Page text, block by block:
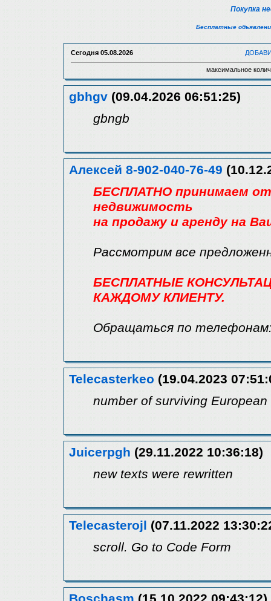
Покупка
Бесплатные
Сегодня 05.08.2026
максимальное
gbhgv (09.04.2026 06:51:25)
gbngb
Алексей 8-902-040-76-49
БЕСПЛАТНО принимаем
недвижимость
на продажу и аренду на
Рассмотрим все
БЕСПЛАТНЫЕ
КАЖДОМУ КЛИЕНТУ.
Обращаться по телефонам:
Telecasterkeo (19.04.2023
number of surviving European
Juicerpgh (29.11.2022 10:36:18)
new texts were rewritten
Telecasterojl (07.11.2022
scroll. Go to Code Form